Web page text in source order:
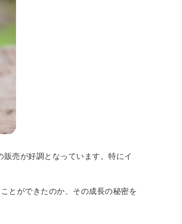
売が好調となっています。特にイ
とができたのか、その成長の秘密を